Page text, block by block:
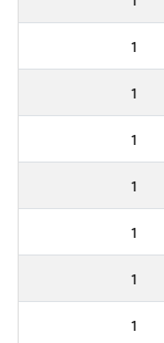
1
1
1
1
1
1
1